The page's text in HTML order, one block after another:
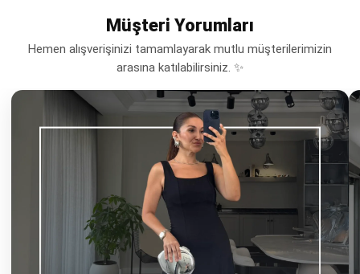
Müşteri Yorumları
Hemen alışverişinizi tamamlayarak mutlu müşterilerimizin
arasına katılabilirsiniz. ✨